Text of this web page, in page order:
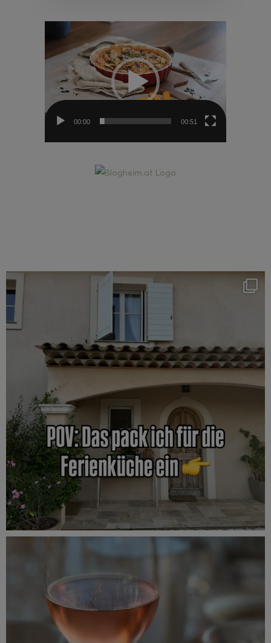
Video-
00:00 00:51